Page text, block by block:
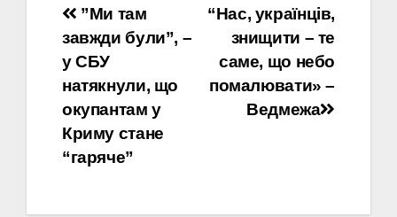
Навігація
записів
“Нас, українців,
знищити – те
саме, що небо
помалювати» –
Ведмежа
”Ми там
завжди були”, –
у СБУ
натякнули, що
окупантам у
Криму стане
“гаряче”